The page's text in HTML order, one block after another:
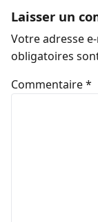
Laisser un
Votre adresse
obligatoires
Commentaire*